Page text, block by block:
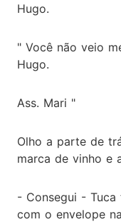
Hugo.
" Você não veio
Hugo.
Ass. Mari "
Olho a parte de
marca de vinho e
- Consegui - Tuca
com o envelope